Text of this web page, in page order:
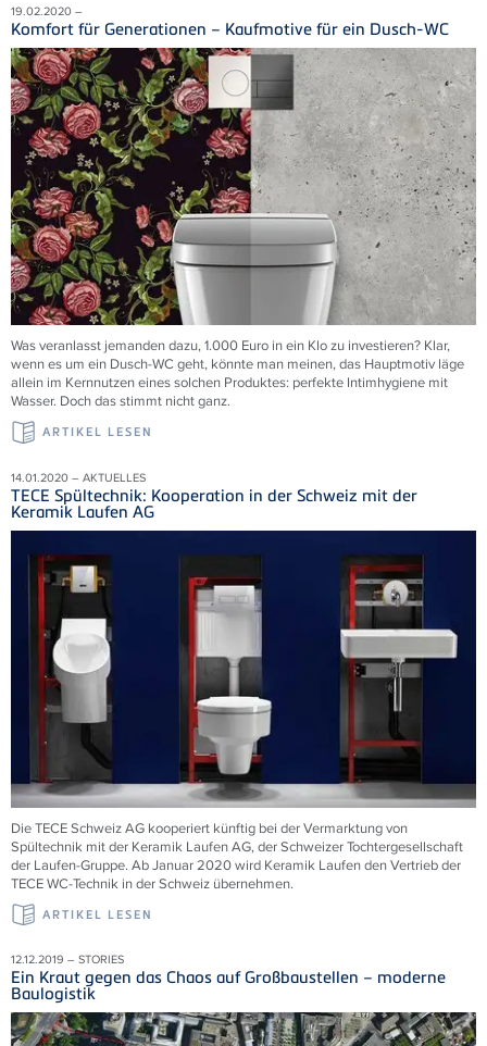
19.02.2020 –
Komfort für Generationen – Kaufmotive für ein Dusch-WC
Was veranlasst jemanden dazu, 1.000 Euro in ein Klo zu investieren? Klar,
wenn es um ein Dusch-WC geht, könnte man meinen, das Hauptmotiv läge
allein im Kernnutzen eines solchen Produktes: perfekte Intimhygiene mit
Wasser. Doch das stimmt nicht ganz.
ARTIKEL LESEN
14.01.2020 – AKTUELLES
TECE Spültechnik: Kooperation in der Schweiz mit der
Keramik Laufen AG
Die TECE Schweiz AG kooperiert künftig bei der Vermarktung von
Spültechnik mit der Keramik Laufen AG, der Schweizer Tochtergesellschaft
der Laufen-Gruppe. Ab Januar 2020 wird Keramik Laufen den Vertrieb der
TECE WC-Technik in der Schweiz übernehmen.
ARTIKEL LESEN
12.12.2019 – STORIES
Ein Kraut gegen das Chaos auf Großbaustellen – moderne
Baulogistik